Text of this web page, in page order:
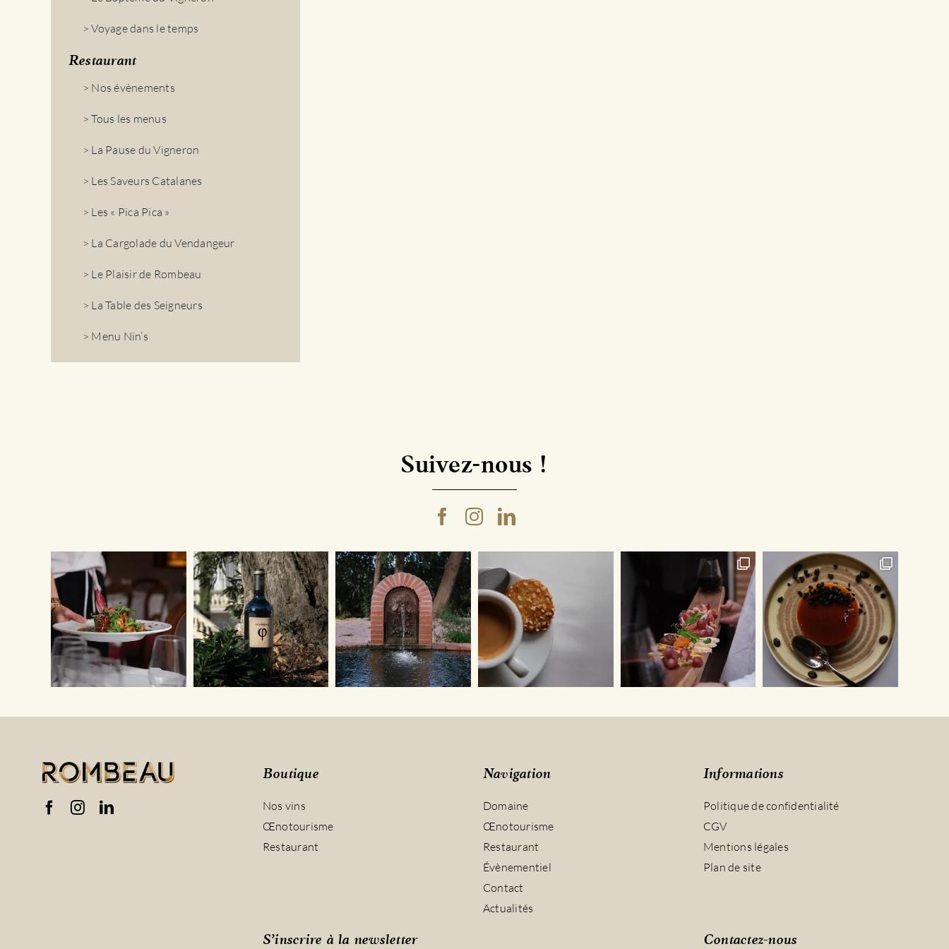
> Voyage dans le temps
Restaurant
> Nos évènements
> Tous les menus
> La Pause du Vigneron
> Les Saveurs Catalanes
> Les « Pica Pica »
> La Cargolade du Vendangeur
> Le Plaisir de Rombeau
> La Table des Seigneurs
> Menu Nin’s
Suivez-nous !
Boutique
Nos vins
Œnotourisme
Restaurant
Navigation
Domaine
Œnotourisme
Restaurant
Évènementiel
Contact
Actualités
Informations
Politique de confidentialité
CGV
Mentions légales
Plan de site
S’inscrire à la newsletter Contactez-nous